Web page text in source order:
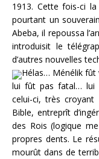
1913. Cette fois-ci
pourtant un
Abeba, il repoussa
introduisit le
d’autres nouvelles
Hélas… Ménélik fût
lui fût pas fatal… lui
celui-ci, très
Bible, entreprît
des Rois (logique
propres dents. Le
mourût dans de